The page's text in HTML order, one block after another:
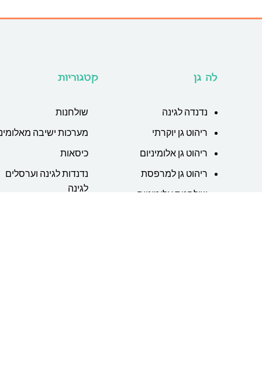
לה גן
נדנדה לגינה
ריהוט גן יוקרתי
ריהוט גן אלומיניום
ריהוט גן למרפסת
שולחנות אלומיניום
קטגוריות
שולחנות
מערכות ישיבה
כיסאות
נדנדות לגינה וערסלים
לגינה